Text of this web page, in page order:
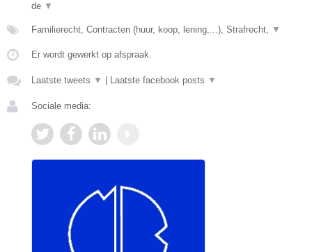
de ▼
Familierecht, Contracten (huur, koop, lening,...), Strafrecht, ▼
Er wordt gewerkt op afspraak.
Laatste tweets ▼ Laatste facebook posts ▼
Sociale media: